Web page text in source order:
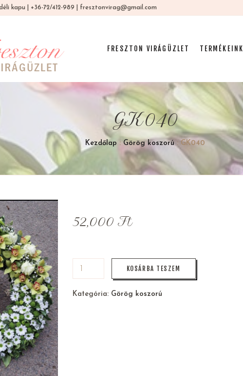
kapu | +36-72/412-989 | fresztonvirag@gmail.com
FRESZTON VIRÁGÜZLET TERMÉKEINK
GK040
Kezdőlap : Görög koszorú: GK040
52,000 Ft
KOSÁRBA TESZEM
Kategória: Görög koszorú